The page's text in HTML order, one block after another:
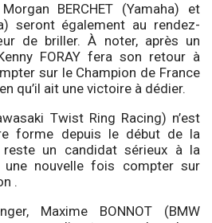
BERCHET (Yamaha) et
seront également au rendez-
de briller. À noter, après un
FORAY fera son retour à
sur le Champion de France
qu’il ait une victoire à dédier.
Twist Ring Racing) n’est
forme depuis le début de la
un candidat sérieux à la
nouvelle fois compter sur
.
Maxime BONNOT (BMW